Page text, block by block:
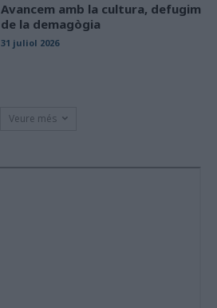
Avancem amb la cultura, defugim
de la demagògia
31 juliol 2026
Veure més